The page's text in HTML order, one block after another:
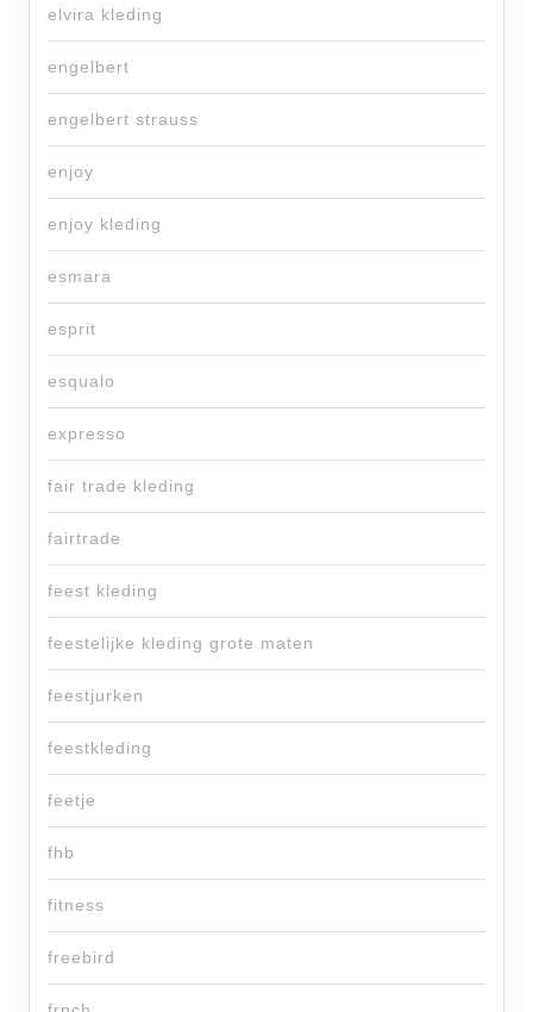
elvira kleding
engelbert
engelbert strauss
enjoy
enjoy kleding
esmara
esprit
esqualo
expresso
fair trade kleding
fairtrade
feest kleding
feestelijke kleding grote maten
feestjurken
feestkleding
feetje
fhb
fitness
freebird